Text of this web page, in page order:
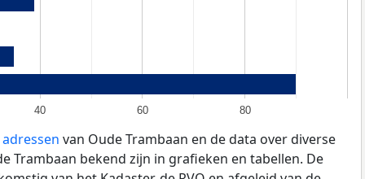
40 60 80
van Oude Trambaan en de data over diverse
Trambaan bekend zijn in grafieken en tabellen. De